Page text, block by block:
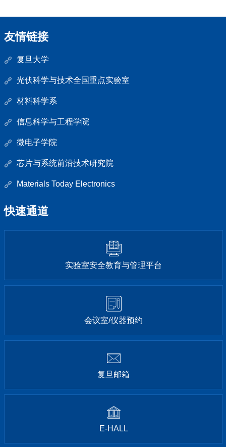
友情链接
复旦大学
光伏科学与技术全国重点实验室
材料科学系
信息科学与工程学院
微电子学院
芯片与系统前沿技术研究院
Materials Today Electronics
快速通道
实验室安全教育与管理平台
会议室/仪器预约
复旦邮箱
E-HALL